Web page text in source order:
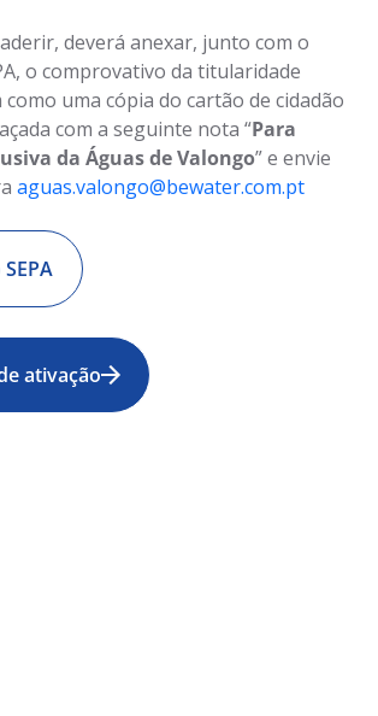
deverá anexar, junto com o
o comprovativo da titularidade
como uma cópia do cartão de cidadão
com a seguinte nota “Para
da Águas de Valongo”e envie
aguas.valongo@bewater.com.pt
ativação